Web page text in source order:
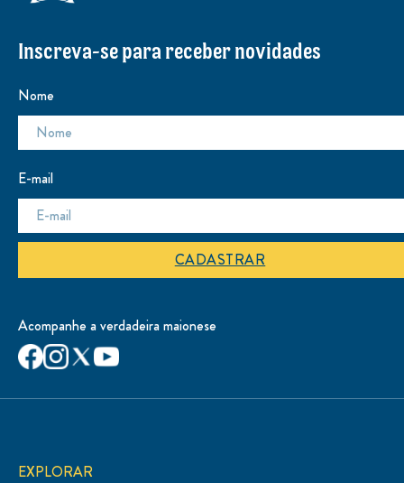
Inscreva-se para receber novidades
Nome
E-mail
CADASTRAR
Acompanhe a verdadeira maionese
EXPLORAR